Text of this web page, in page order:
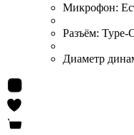
Микрофон:
Разъём: Type-
Диаметр